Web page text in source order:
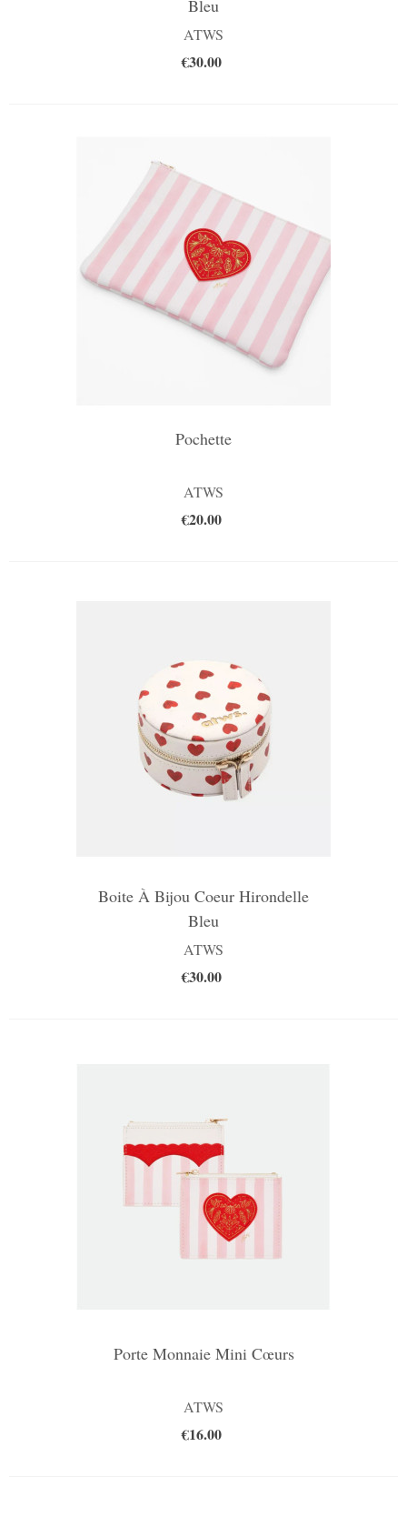
Bleu
ATWS
€30.00
Pochette
ATWS
€20.00
Boite À Bijou Coeur Hirondelle
Bleu
ATWS
€30.00
Porte Monnaie Mini Cœurs
ATWS
€16.00